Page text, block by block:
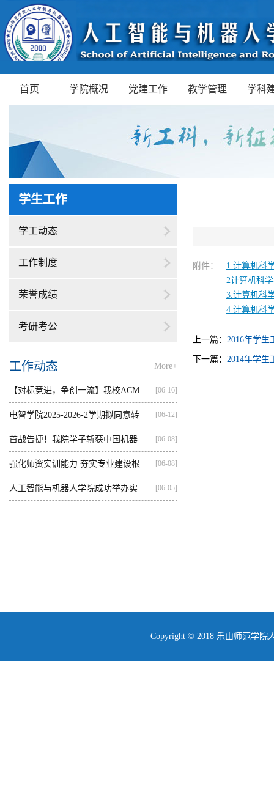
首页 学院概况 党建工作 教学管理 学科
学生工作
学工动态
工作制度
荣誉成绩
考研考公
工作动态 More+
【对标竞进，争创一流】我校ACM
集训...
[06-16]
电智学院2025-2026-2学期拟同意转
出...
[06-12]
首战告捷！我院学子斩获中国机器
人...
[06-08]
强化师资实训能力 夯实专业建设根
基...
[06-08]
人工智能与机器人学院成功举办实 [06-05]
附件：
1.计算机科
2计算机科
3.计算机科
4.计算机科
上一篇： 2016年学生
下一篇： 2014年学生
Copyright © 2018 乐山师范学院